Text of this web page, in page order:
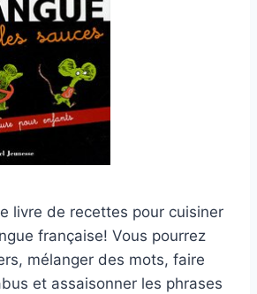
livre de recettes pour cuisiner
française! Vous pourrez
mélanger des mots, faire
et assaisonner les phrases